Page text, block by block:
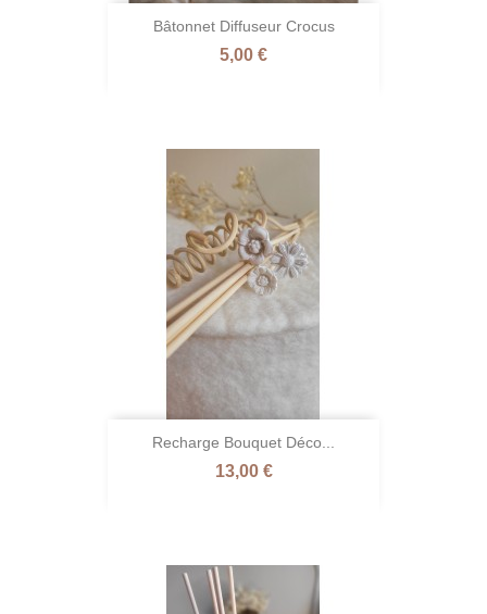
Bâtonnet Diffuseur Crocus
Prix
5,00 €
Recharge Bouquet Déco...
Prix
13,00 €